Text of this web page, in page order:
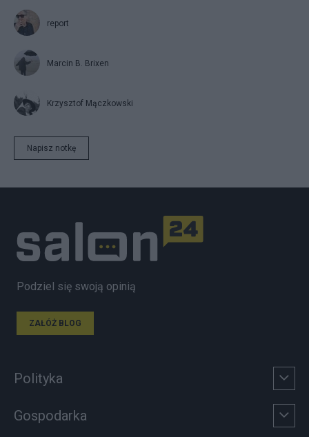
report
Marcin B. Brixen
Krzysztof Mączkowski
Napisz notkę
Podziel się swoją opinią
ZAŁÓŻ BLOG
Polityka
Gospodarka